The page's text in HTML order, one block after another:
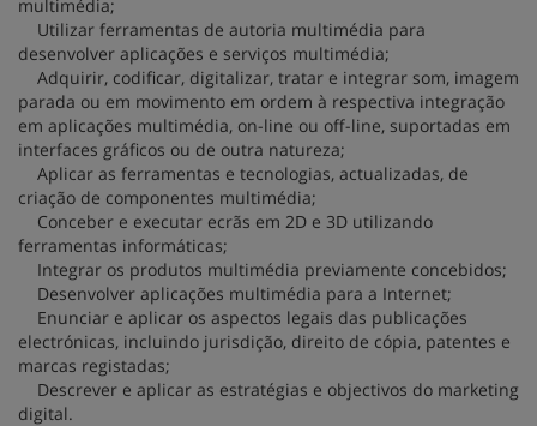
multimédia;
Utilizar ferramentas de autoria multimédia para
desenvolver aplicações e serviços multimédia;
Adquirir, codificar, digitalizar, tratar e integrar som, imagem
parada ou em movimento em ordem à respectiva integração
em aplicações multimédia, on-line ou off-line, suportadas em
interfaces gráficos ou de outra natureza;
Aplicar as ferramentas e tecnologias, actualizadas, de
criação de componentes multimédia;
Conceber e executar ecrãs em 2D e 3D utilizando
ferramentas informáticas;
Integrar os produtos multimédia previamente concebidos;
Desenvolver aplicações multimédia para a Internet;
Enunciar e aplicar os aspectos legais das publicações
electrónicas, incluindo jurisdição, direito de cópia, patentes e
marcas registadas;
Descrever e aplicar as estratégias e objectivos do marketing
digital.